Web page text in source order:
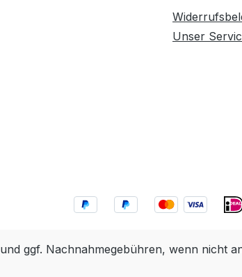
Unser
und ggf. Nachnahmegebühren, wenn nicht